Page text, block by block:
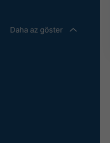
Daha az göster